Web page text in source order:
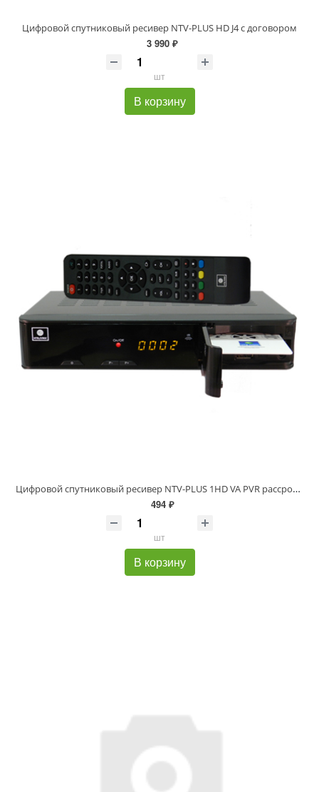
Цифровой спутниковый ресивер NTV-PLUS HD J4 с договором
3 990 ₽
шт
В корзину
Цифровой спутниковый ресивер NTV-PLUS 1HD VA PVR рассрочка
494 ₽
шт
В корзину